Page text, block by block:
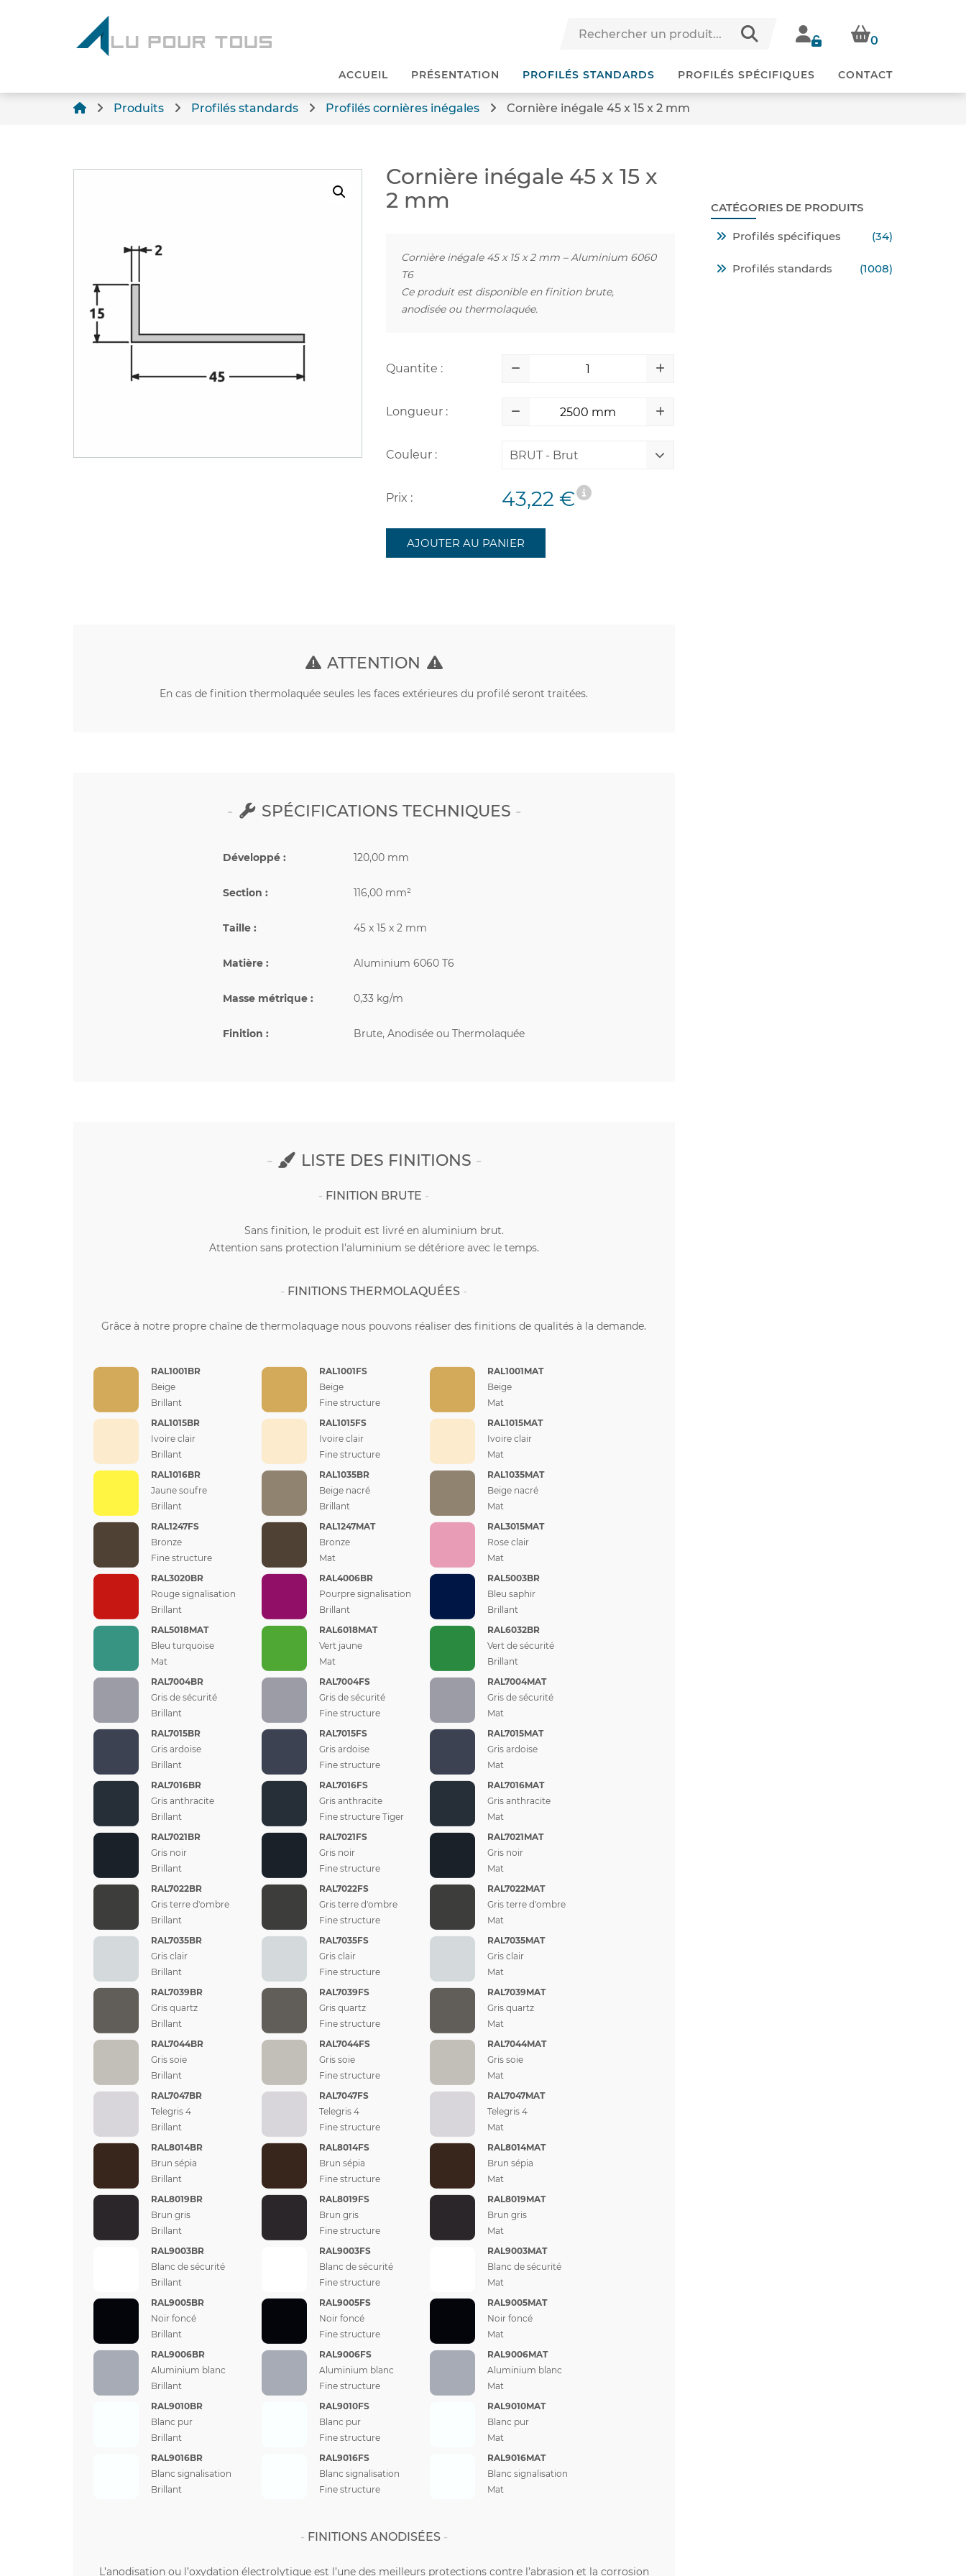
0
ACCUEIL PRÉSENTATION PROFILÉS STANDARDS PROFILÉS SPÉCIFIQUES CONTACT
Produits Profilés standards Profilés cornières inégales Cornière inégale 45 x 15 x 2 mm
Cornière inégale 45 x 15 x
2 mm
Cornière inégale 45 x 15 x 2 mm – Aluminium 6060
T6
Ce produit est disponible en finition brute,
anodisée ou thermolaquée.
Quantite :
Longueur :
Couleur : BRUT - Brut
Prix : 43,22 €
AJOUTER AU PANIER
ATTENTION
En cas de finition thermolaquée seules les faces extérieures du profilé seront traitées.
SPÉCIFICATIONS TECHNIQUES
Développé : 120,00 mm
Section : 116,00 mm²
Taille : 45 x 15 x 2 mm
Matière : Aluminium 6060 T6
Masse métrique : 0,33 kg/m
Finition : Brute, Anodisée ou Thermolaquée
LISTE DES FINITIONS
FINITION BRUTE
Sans finition, le produit est livré en aluminium brut.
Attention sans protection l'aluminium se détériore avec le temps.
FINITIONS THERMOLAQUÉES
Grâce à notre propre chaîne de thermolaquage nous pouvons réaliser des finitions de qualités à la demande.
RAL1001BR
Beige
Brillant
RAL1001FS
Beige
Fine structure
RAL1001MAT
Beige
Mat
RAL1015BR
Ivoire clair
Brillant
RAL1015FS
Ivoire clair
Fine structure
RAL1015MAT
Ivoire clair
Mat
RAL1016BR
Jaune soufre
Brillant
RAL1035BR
Beige nacré
Brillant
RAL1035MAT
Beige nacré
Mat
RAL1247FS
Bronze
Fine structure
RAL1247MAT
Bronze
Mat
RAL3015MAT
Rose clair
Mat
RAL3020BR
Rouge signalisation
Brillant
RAL4006BR
Pourpre signalisation
Brillant
RAL5003BR
Bleu saphir
Brillant
RAL5018MAT
Bleu turquoise
Mat
RAL6018MAT
Vert jaune
Mat
RAL6032BR
Vert de sécurité
Brillant
RAL7004BR
Gris de sécurité
Brillant
RAL7004FS
Gris de sécurité
Fine structure
RAL7004MAT
Gris de sécurité
Mat
RAL7015BR
Gris ardoise
Brillant
RAL7015FS
Gris ardoise
Fine structure
RAL7015MAT
Gris ardoise
Mat
RAL7016BR
Gris anthracite
Brillant
RAL7016FS
Gris anthracite
Fine structure Tiger
RAL7016MAT
Gris anthracite
Mat
RAL7021BR
Gris noir
Brillant
RAL7021FS
Gris noir
Fine structure
RAL7021MAT
Gris noir
Mat
RAL7022BR
Gris terre d'ombre
Brillant
RAL7022FS
Gris terre d'ombre
Fine structure
RAL7022MAT
Gris terre d'ombre
Mat
RAL7035BR
Gris clair
Brillant
RAL7035FS
Gris clair
Fine structure
RAL7035MAT
Gris clair
Mat
RAL7039BR
Gris quartz
Brillant
RAL7039FS
Gris quartz
Fine structure
RAL7039MAT
Gris quartz
Mat
RAL7044BR
Gris soie
Brillant
RAL7044FS
Gris soie
Fine structure
RAL7044MAT
Gris soie
Mat
RAL7047BR
Telegris 4
Brillant
RAL7047FS
Telegris 4
Fine structure
RAL7047MAT
Telegris 4
Mat
RAL8014BR
Brun sépia
Brillant
RAL8014FS
Brun sépia
Fine structure
RAL8014MAT
Brun sépia
Mat
RAL8019BR
Brun gris
Brillant
RAL8019FS
Brun gris
Fine structure
RAL8019MAT
Brun gris
Mat
RAL9003BR
Blanc de sécurité
Brillant
RAL9003FS
Blanc de sécurité
Fine structure
RAL9003MAT
Blanc de sécurité
Mat
RAL9005BR
Noir foncé
Brillant
RAL9005FS
Noir foncé
Fine structure
RAL9005MAT
Noir foncé
Mat
RAL9006BR
Aluminium blanc
Brillant
RAL9006FS
Aluminium blanc
Fine structure
RAL9006MAT
Aluminium blanc
Mat
RAL9010BR
Blanc pur
Brillant
RAL9010FS
Blanc pur
Fine structure
RAL9010MAT
Blanc pur
Mat
RAL9016BR
Blanc signalisation
Brillant
RAL9016FS
Blanc signalisation
Fine structure
RAL9016MAT
Blanc signalisation
Mat
FINITIONS ANODISÉES
L’anodisation ou l’oxydation électrolytique est l’une des meilleurs protections contre l’abrasion et la corrosion
CATÉGORIES DE PRODUITS
Profilés spécifiques (34)
Profilés standards (1008)